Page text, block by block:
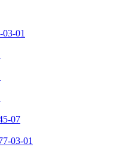
03-01
07
03-01